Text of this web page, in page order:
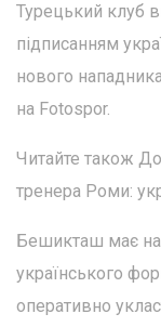
Турецький клуб
підписанням
нового
на Fotospor.
Читайте також
тренера Роми:
Бешикташ має
українського
оперативно